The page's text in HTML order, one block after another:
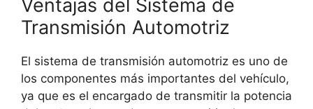
Ventajas del Sistema de
Transmisión Automotriz
El sistema de transmisión automotriz es uno de
los componentes más importantes del vehículo,
ya que es el encargado de transmitir la potencia